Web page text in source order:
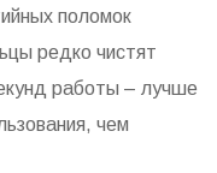
поломок
редко чистят
работы – лучше
чем